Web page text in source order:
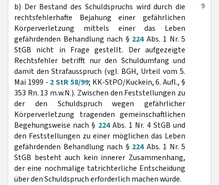
9
b) Der Bestand des Schuldspruchs wird durch die
rechtsfehlerhafte Bejahung einer gefährlichen
Körperverletzung mittels einer das Leben
gefährdenden Behandlung nach § 224Abs. 1 Nr. 5
StGB nicht in Frage gestellt. Der aufgezeigte
Rechtsfehler betrifft nur den Schuldumfang und
damit den Strafausspruch (vgl. BGH, Urteil vom 5.
Mai 1999 - 2 StR 58/99; KK-StPO/Kuckein, 6. Aufl., §
353 Rn. 13 m.w.N.). Zwischen den Feststellungen zu
der den Schuldspruch wegen gefährlicher
Körperverletzung tragenden gemeinschaftlichen
Begehungsweise nach § 224Abs. 1 Nr. 4 StGB und
den Feststellungen zu einer möglichen das Leben
gefährdenden Behandlung nach § 224Abs. 1 Nr. 5
StGB besteht auch kein innerer Zusammenhang,
der eine nochmalige tatrichterliche Entscheidung
über den Schuldspruch erforderlich machen würde.